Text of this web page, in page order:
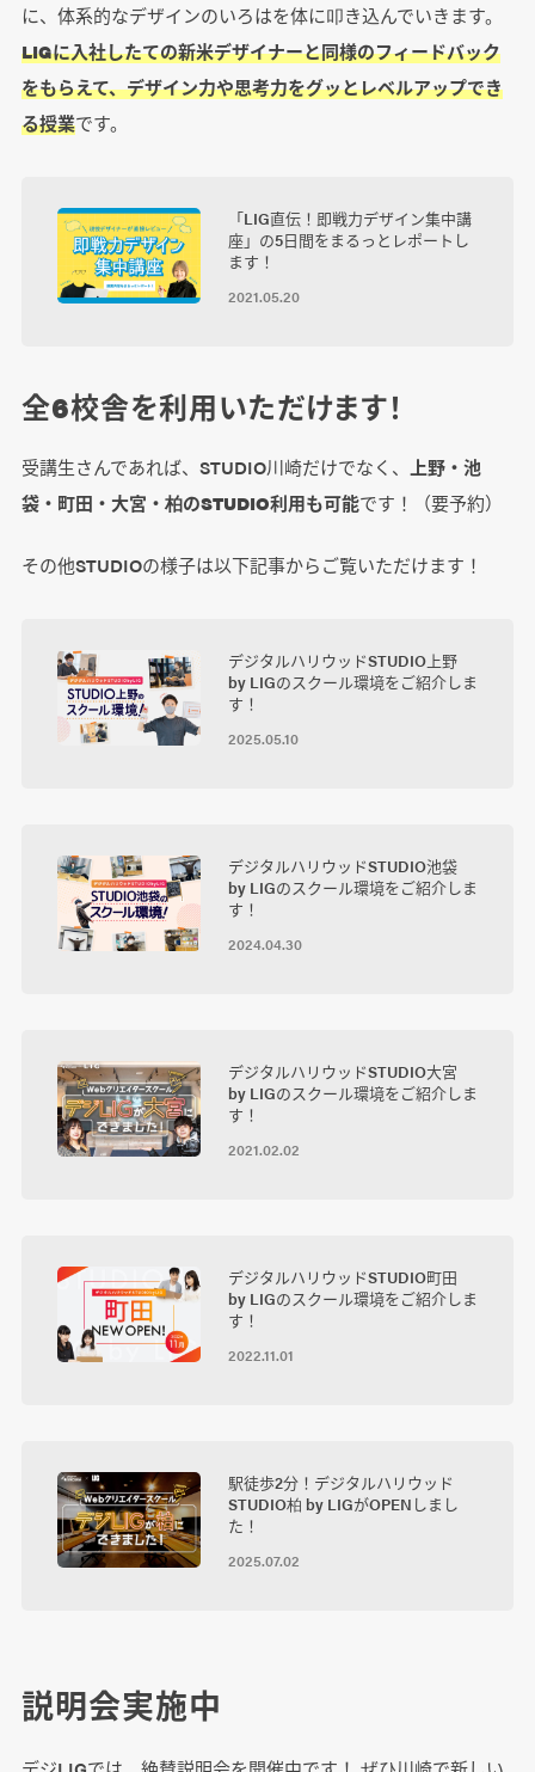
に、体系的なデザインのいろはを体に叩き込んでいきます。
LIGに入社したての新米デザイナーと同様のフィードバック
をもらえて、デザイン力や思考力をグッとレベルアップでき
る授業です。
「LIG直伝！即戦力デザイン集中講
座」の5日間をまるっとレポートし
ます！
2021.05.20
全6校舎を利用いただけます！
受講生さんであれば、STUDIO川崎だけでなく、
上野・池
袋・町田・大宮・柏のSTUDIO利用も可能です！（要予約）
その他STUDIOの様子は以下記事からご覧いただけます！
デジタルハリウッドSTUDIO上野
by LIGのスクール環境をご紹介しま
す！
2025.05.10
デジタルハリウッドSTUDIO池袋
by LIGのスクール環境をご紹介しま
す！
2024.04.30
デジタルハリウッドSTUDIO大宮
by LIGのスクール環境をご紹介しま
す！
2021.02.02
デジタルハリウッドSTUDIO町田
by LIGのスクール環境をご紹介しま
す！
2022.11.01
駅徒歩2分！デジタルハリウッド
STUDIO柏 by LIGがOPENしまし
た！
2025.07.02
説明会実施中